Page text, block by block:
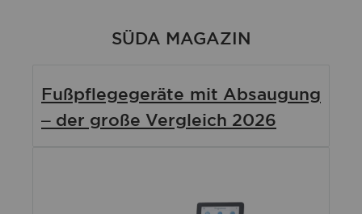
SÜDA MAGAZIN
Fußpflegegeräte mit Absaugung
– der große Vergleich 2026